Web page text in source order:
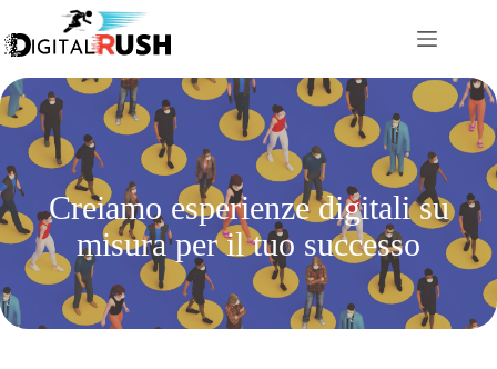
contenuto
Creiamo esperienze digitali su
misura per il tuo successo